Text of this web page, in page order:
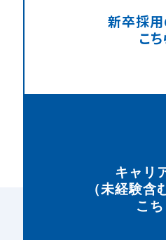
新卒採
こち
キャリ
（未経験含
こち